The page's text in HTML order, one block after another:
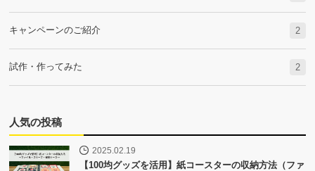
キャンペーンのご紹介 2
試作・作ってみた 2
人気の投稿
2025.02.19
【100均グッズを活用】紙コースターの収納方法（ファ